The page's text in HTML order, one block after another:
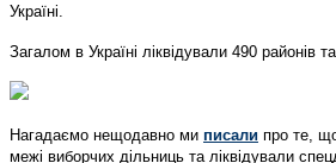
Україні.
Загалом в Україні ліквідували 490 районів
Нагадаємо нещодавно ми писали про те,
межі виборчих дільниць та ліквідували